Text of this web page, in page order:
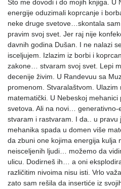
Što me dovodi i do mojih knjiga. U
energije oduzimali koprcanje i
neke druge svetove…skontala
pravim svoj svet. Jer raj nije
davnih godina Dušan. I ne nalazi
isceljujem. Izlazim iz borbi i
zakone… stvaram svoj svet. Lepi
decenije živim. U Randevuu sa
promenom. Stvaralaštvom.
matematički. U Nebeskoj
svetova. Ali na novi… generativno-
stvaram i rastvaram. I da.. u
mehanika spada u domen više
da zbuni one kojima energija kulja
neisceljenih ljudi… možemo da
ulicu. Dodirneš ih… a oni
različitim nivoima nisu isti. Vrlo
zato sam rešila da insertiće iz